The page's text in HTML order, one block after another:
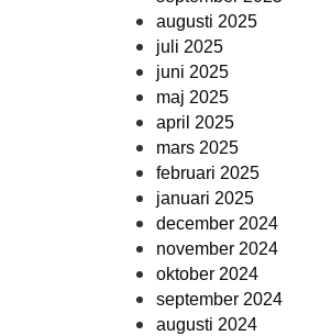
augusti 2025
juli 2025
juni 2025
maj 2025
april 2025
mars 2025
februari 2025
januari 2025
december 2024
november 2024
oktober 2024
september 2024
augusti 2024